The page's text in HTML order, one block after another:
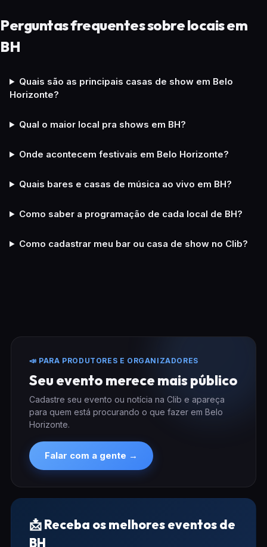
Perguntas frequentes sobre locais em
BH
Quais são as principais casas de show em Belo
Horizonte?
Qual o maior local pra shows em BH?
Onde acontecem festivais em Belo Horizonte?
Quais bares e casas de música ao vivo em BH?
Como saber a programação de cada local de BH?
Como cadastrar meu bar ou casa de show no Clib?
📣 PARA PRODUTORES E ORGANIZADORES
Seu evento merece mais público
Cadastre seu evento ou notícia na Clib e apareça
para quem está procurando o que fazer em Belo
Horizonte.
Falar com a gente →
📩 Receba os melhores eventos de
BH